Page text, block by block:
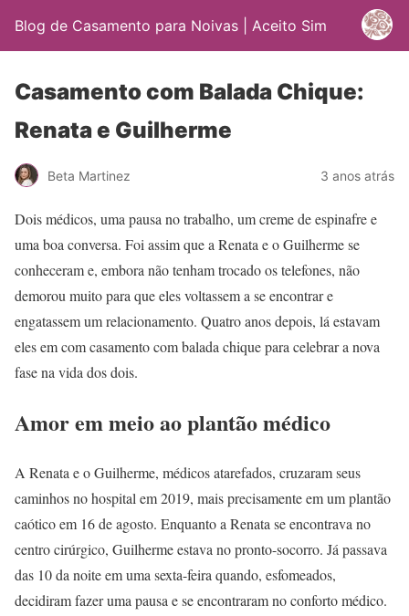
Blog de Casamento para Noivas | Aceito Sim
Casamento com Balada Chique:
Renata e Guilherme
Beta Martinez 3 anos atrás
Dois médicos, uma pausa no trabalho, um creme de espinafre e
uma boa conversa. Foi assim que a Renata e o Guilherme se
conheceram e, embora não tenham trocado os telefones, não
demorou muito para que eles voltassem a se encontrar e
engatassem um relacionamento. Quatro anos depois, lá estavam
eles em com casamento com balada chique para celebrar a nova
fase na vida dos dois.
Amor em meio ao plantão médico
A Renata e o Guilherme, médicos atarefados, cruzaram seus
caminhos no hospital em 2019, mais precisamente em um plantão
caótico em 16 de agosto. Enquanto a Renata se encontrava no
centro cirúrgico, Guilherme estava no pronto-socorro. Já passava
das 10 da noite em uma sexta-feira quando, esfomeados,
decidiram fazer uma pausa e se encontraram no conforto médico.